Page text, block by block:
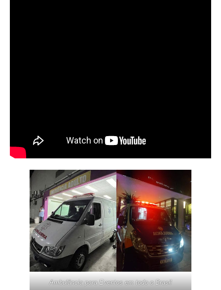
Ambulância para Eventos em todo o Brasil